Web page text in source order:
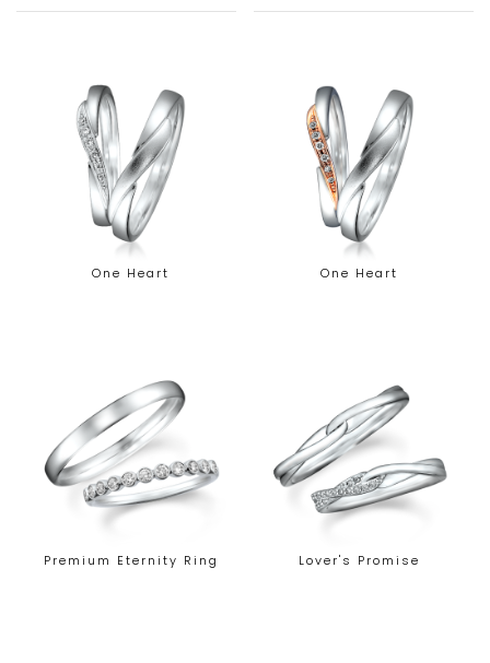
One Heart One Heart
Premium Eternity Ring Lover's Promise